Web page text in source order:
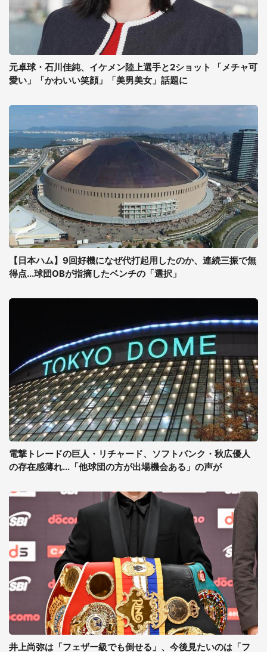
元卓球・石川佳純、イケメン陸上選手と2ショット 「メチャ可
愛い」「かわいい笑顔」「美男美女」話題に
【日本ハム】9回好機になぜ代打起用したのか、連続三振で無
得点...球団OBが指摘したベンチの「選択」
電撃トレードの巨人・リチャード、ソフトバンク・秋広優人
の存在感薄れ...「他球団の方が出場機会ある」の声が
井上尚弥は「フェザー級でも倒せる」、今後見たいのは「フ